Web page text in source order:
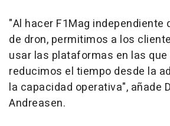
"Al hacer F1Mag independiente
de dron, permitimos a los
usar las plataformas en las
reducimos el tiempo desde la
la capacidad operativa", añade
Andreasen.